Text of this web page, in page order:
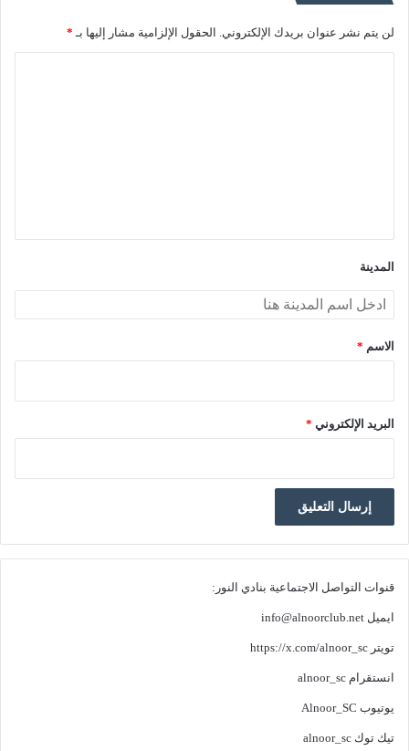
لن يتم نشر عنوان بريدك الإلكتروني. الحقول الإلزامية مشار إليها بـ *
المدينة
الاسم *
البريد الإلكتروني *
قنوات التواصل الاجتماعية بنادي النور:
ايميل info@alnoorclub.net
تويتر https://x.com/alnoor_sc
انستقرام alnoor_sc
يوتيوب Alnoor_SC
تيك توك alnoor_sc